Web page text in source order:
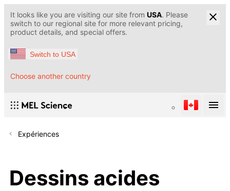
It looks like you are visiting our site from USA. Please
switch to our regional site for more relevant pricing,
product details, and special offers.
Switch to USA
Choose another country
Expériences
Dessins acides